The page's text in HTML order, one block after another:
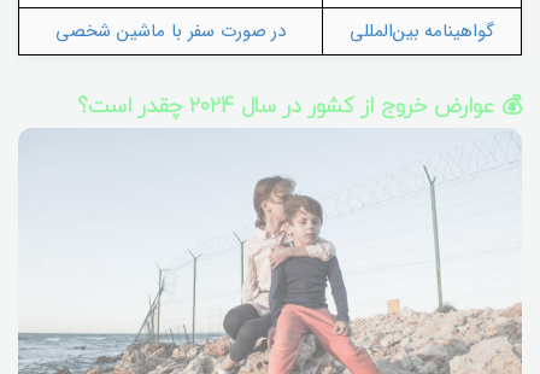
گواهینامه بین‌المللی
در صورت سفر با ماشین شخصی
💰 عوارض خروج از کشور در سال 2024 چقدر است؟